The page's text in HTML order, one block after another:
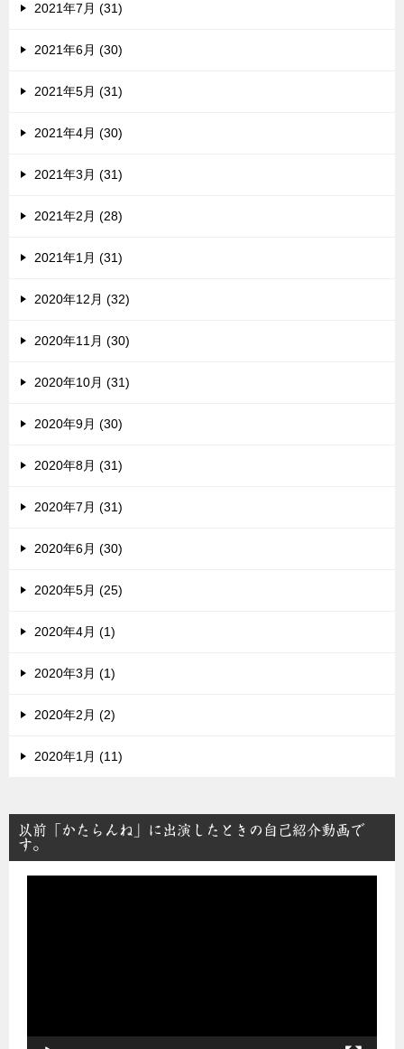
2021年7月 (31)
2021年6月 (30)
2021年5月 (31)
2021年4月 (30)
2021年3月 (31)
2021年2月 (28)
2021年1月 (31)
2020年12月 (32)
2020年11月 (30)
2020年10月 (31)
2020年9月 (30)
2020年8月 (31)
2020年7月 (31)
2020年6月 (30)
2020年5月 (25)
2020年4月 (1)
2020年3月 (1)
2020年2月 (2)
2020年1月 (11)
以前「かたらんね」に出演したときの自己紹介動画で
す。